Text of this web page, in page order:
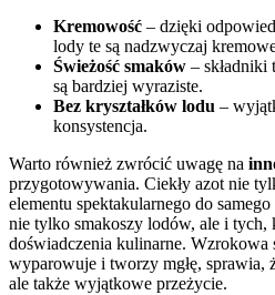
Kremowość – dzięki
‌lody⁢ te są nadzwyczaj
Świeżość smaków – składniki
⁢są bardziej wyraziste.
Bez kryształków lodu –
konsystencja.
Warto również zwrócić uwagę na
przygotowywania.‌ Ciekły azot nie
‌elementu spektakularnego do
nie tylko smakoszy lodów, ale i tych,
doświadczenia kulinarne. Wzrokowa
wyparowuje i tworzy​ mgłę, sprawia,
ale⁤ także⁤ wyjątkowe przeżycie.